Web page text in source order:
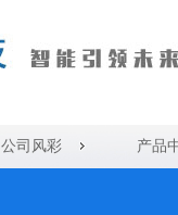
公司风彩 产品